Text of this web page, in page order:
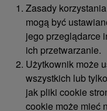
Zasady
mogą być
jego przeglądarce
ich przetwarzanie.
Użytkownik może
wszystkich lub
jak pliki cookie
cookie może mieć